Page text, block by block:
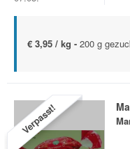
€ 3,95 / kg - 200 g
Verpasst!